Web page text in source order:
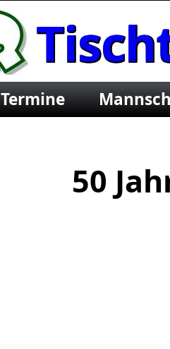
e.V.
Termine
50